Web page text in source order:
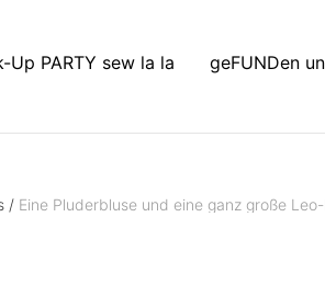
Up PARTY sew la la geFUNDen
/ Eine Pluderbluse und eine ganz große